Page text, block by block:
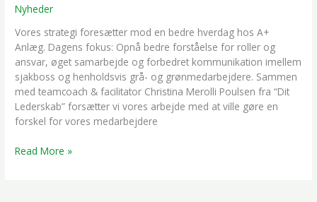
Nyheder
Vores strategi foresætter mod en bedre hverdag hos A+
Anlæg. Dagens fokus: Opnå bedre forståelse for roller og
ansvar, øget samarbejde og forbedret kommunikation imellem
sjakboss og henholdsvis grå- og grønmedarbejdere. Sammen
med teamcoach & facilitator Christina Merolli Poulsen fra “Dit
Lederskab” forsætter vi vores arbejde med at ville gøre en
forskel for vores medarbejdere
Read More »